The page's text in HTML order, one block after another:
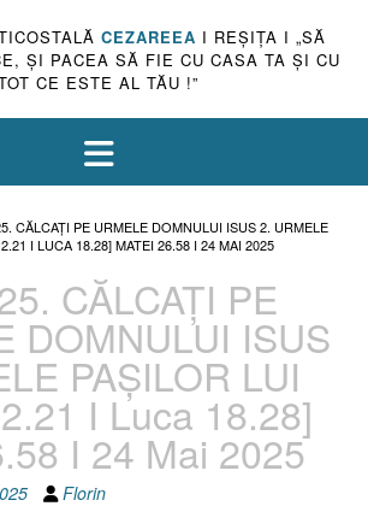
CEZAREEA I REŞIŢA I „SĂ
ŞI PACEA SĂ FIE CU CASA TA ŞI CU
CE ESTE AL TĂU !”
CĂLCAȚI PE URMELE DOMNULUI ISUS 2. URMELE
I LUCA 18.28] MATEI 26.58 I 24 MAI 2025
CĂLCAȚI PE
DOMNULUI ISUS
PAȘILOR LUI
I Luca 18.28]
I 24 Mai 2025
Florin